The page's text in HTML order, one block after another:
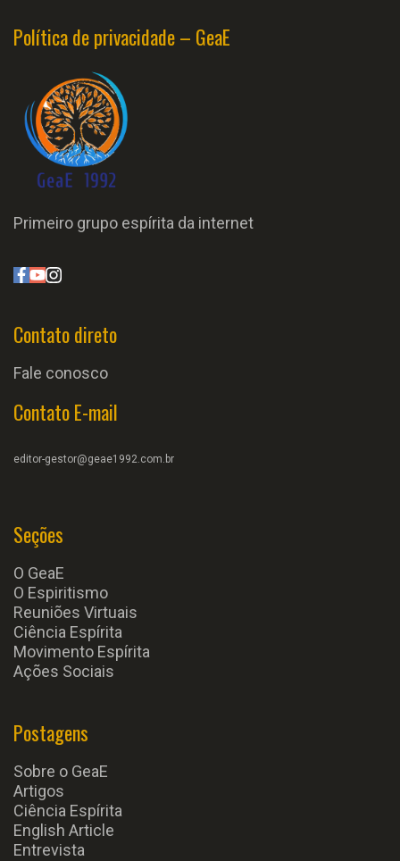
Política de privacidade – GeaE
Primeiro grupo espírita da internet
Contato direto
Fale conosco
Contato E-mail
editor-gestor@geae1992.com.br
Seções
O GeaE
O Espiritismo
Reuniões Virtuais
Ciência Espírita
Movimento Espírita
Ações Sociais
Postagens
Sobre o GeaE
Artigos
Ciência Espírita
English Article
Entrevista